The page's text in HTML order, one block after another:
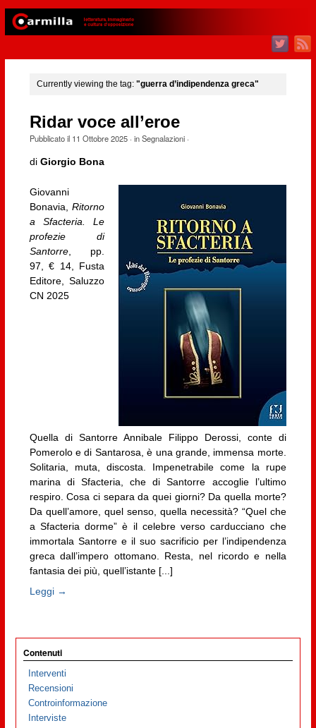
Currently viewing the tag: "guerra d’indipendenza greca"
Ridar voce all’eroe
Pubblicato il 11 Ottobre 2025· inSegnalazioni·
di Giorgio Bona
Giovanni
Bonavia,Ritorno
a Sfacteria. Le
profezie di
Santorre, pp.
97, € 14, Fusta
Editore, Saluzzo
CN 2025
Quella di Santorre Annibale Filippo Derossi, conte di
Pomerolo e di Santarosa, è una grande, immensa morte.
Solitaria, muta, discosta. Impenetrabile come la rupe
marina di Sfacteria, che di Santorre accoglie l’ultimo
respiro. Cosa ci separa da quei giorni? Da quella morte?
Da quell’amore, quel senso, quella necessità? “Quel che
a Sfacteria dorme” è il celebre verso carducciano che
immortala Santorre e il suo sacrificio per l’indipendenza
greca dall’impero ottomano. Resta, nel ricordo e nella
fantasia dei più, quell’istante [...]
Leggi →
Contenuti
Interventi
Recensioni
Controinformazione
Interviste